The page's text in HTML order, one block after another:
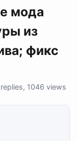
мода
из
фикс
1046 views